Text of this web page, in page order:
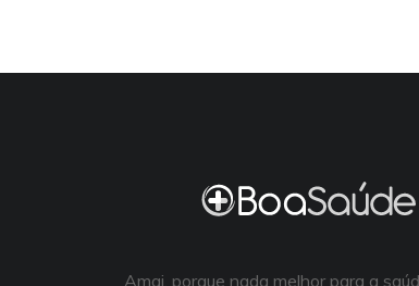
Amai, porque nada melhor para a